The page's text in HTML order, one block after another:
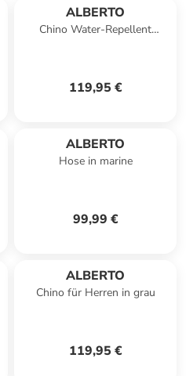
ALBERTO
Chino Water-Repellent
119,95 €
ALBERTO
Hose in marine
99,99 €
ALBERTO
Chino für Herren in grau
119,95 €